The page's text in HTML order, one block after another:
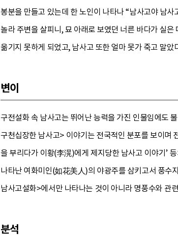
봉분을 만들고 있는데 한 노인이 나타나 “남사고야 남
놀라 주변을 살피니, 묘 아래로 보였던 너른 바다가 실
옮기지 못하게 되었고, 남사고 또한 얼마 못가 죽고 말았
변이
구전설화 속 남사고는 뛰어난 능력을 가진 인물임에도
구천십장한 남사고> 이야기는 전국적인 분포를 보이며
을 부리다가 이황(李滉)에게 제지당한 남사고 이야기’
나타난 여화미인(如花美人)의 야광주를 삼키고서 풍수
남사고설화>에서만 나타나는 것이 아니라 명풍수와 관
분석